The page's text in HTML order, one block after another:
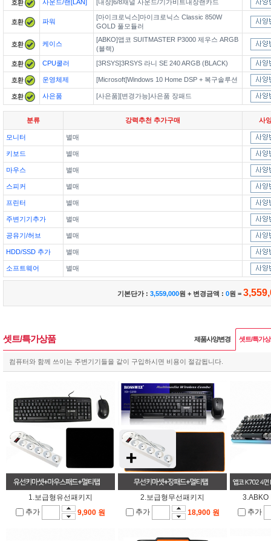
사운드/랜[LAN] [내장]6/8채널 사운드/기가비트내장랜카드
파워
[마이크로닉스]마이크로닉스 Classic 850W
GOLD 풀모듈러
케이스
[ABKO]앱코 SUITMASTER P3000 제우스 ARGB
(블랙)
CPU쿨러
[3RSYS]3RSYS 라니 SE 240 ARGB (BLACK)
운영체제 [Microsoft]Windows 10 Home DSP + 복구솔루션
사은품 [사은품][변경가능]사은품 장패드
분류 강력추천 추가구매 사
모니터 별매
키보드 별매
마우스 별매
스피커 별매
프린터 별매
주변기기추가 별매
공유기/허브 별매
HDD/SSD 추가 별매
소프트웨어 별매
기본단가 : 3,559,000원 + 변경금액 : 0원 =
셋트/특가상품 제품사양변경 셋트/특가
컴퓨터와 함께 쓰이는 주변기기들을 같이 구입하시면 비용이 절감됩니다.
1.보급형유선패키지
추가
9,900 원
2.보급형무선패키지
추가
18,900 원
3.ABKO
추가